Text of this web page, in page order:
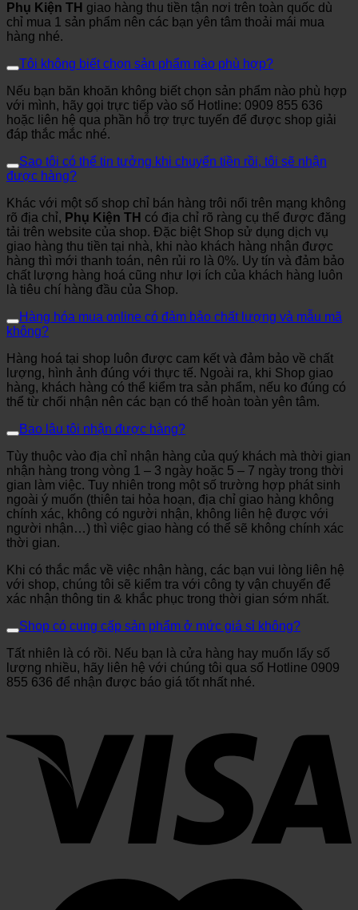
Phụ Kiện TH giao hàng thu tiền tận nơi trên toàn quốc dù
chỉ mua 1 sản phẩm nên các bạn yên tâm thoải mái mua
hàng nhé.
Tôi không biết chọn sản phẩm nào phù hợp?
Nếu bạn băn khoăn không biết chọn sản phẩm nào phù hợp
với mình, hãy gọi trực tiếp vào số Hotline: 0909 855 636
hoặc liên hệ qua phần hỗ trợ trực tuyến để được shop giải
đáp thắc mắc nhé.
Sao tôi có thể tin tưởng khi chuyển tiền rồi, tôi sẽ nhận
được hàng?
Khác với một số shop chỉ bán hàng trôi nổi trên mạng không
rõ địa chỉ, Phụ Kiện TH có địa chỉ rõ ràng cụ thể được đăng
tải trên website của shop. Đặc biệt Shop sử dụng dịch vụ
giao hàng thu tiền tại nhà, khi nào khách hàng nhận được
hàng thì mới thanh toán, nên rủi ro là 0%. Uy tín và đảm bảo
chất lượng hàng hoá cũng như lợi ích của khách hàng luôn
là tiêu chí hàng đầu của Shop.
Hàng hóa mua online có đảm bảo chất lượng và mẫu mã
không?
Hàng hoá tại shop luôn được cam kết và đảm bảo về chất
lượng, hình ảnh đúng với thực tế. Ngoài ra, khi Shop giao
hàng, khách hàng có thể kiểm tra sản phẩm, nếu ko đúng có
thể từ chối nhận nên các bạn có thể hoàn toàn yên tâm.
Bao lâu tôi nhận được hàng?
Tùy thuộc vào địa chỉ nhận hàng của quý khách mà thời gian
nhận hàng trong vòng 1 – 3 ngày hoặc 5 – 7 ngày trong thời
gian làm việc. Tuy nhiên trong một số trường hợp phát sinh
ngoài ý muốn (thiên tai hỏa hoạn, địa chỉ giao hàng không
chính xác, không có người nhận, không liên hệ được với
người nhận…) thì việc giao hàng có thể sẽ không chính xác
thời gian.
Khi có thắc mắc về việc nhận hàng, các bạn vui lòng liên hệ
với shop, chúng tôi sẽ kiểm tra với công ty vận chuyển để
xác nhận thông tin & khắc phục trong thời gian sớm nhất.
Shop có cung cấp sản phẩm ở mức giá sỉ không?
Tất nhiên là có rồi. Nếu bạn là cửa hàng hay muốn lấy số
lượng nhiều, hãy liên hệ với chúng tôi qua số Hotline 0909
855 636 để nhận được báo giá tốt nhất nhé.